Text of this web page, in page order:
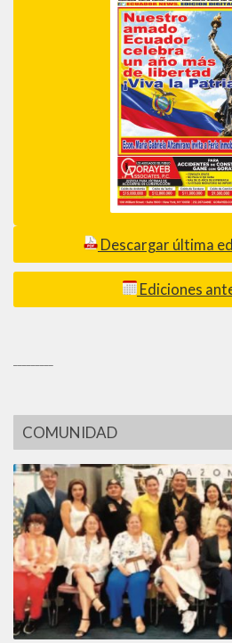
Descargar última
Ediciones
COMUNIDAD